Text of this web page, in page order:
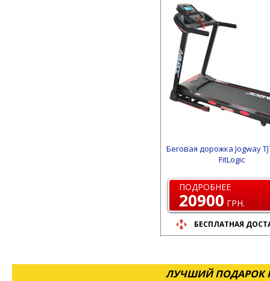
Беговая дорожка Jogway
FitLogic
ПОДРОБНЕЕ
20900 ГРН.
БЕСПЛАТНАЯ
ЛУЧШИЙ ПОДАРОК